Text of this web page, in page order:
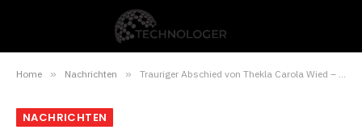
Home » Nachrichten » Trauriger Abschied von Thekla Carola Wied – Ein Rückblick auf eine große Schauspielkarriere
NACHRICHTEN